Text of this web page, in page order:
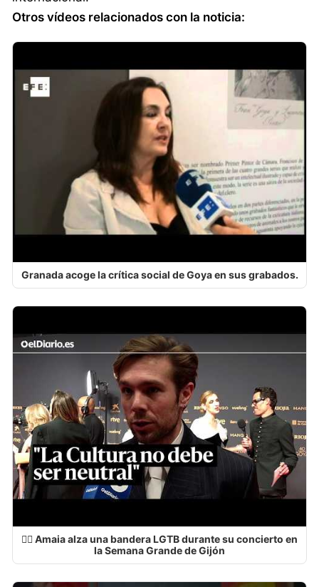
Otros vídeos relacionados con la noticia:
Granada acoge la crítica social de Goya en sus grabados.
🏳️‍🌈 Amaia alza una bandera LGTB durante su concierto en
la Semana Grande de Gijón